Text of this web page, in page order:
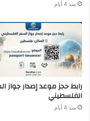
منذ 4 أيام
رابط حجز موعد إصدار جواز
الفلسطيني
منذ 4 أيام